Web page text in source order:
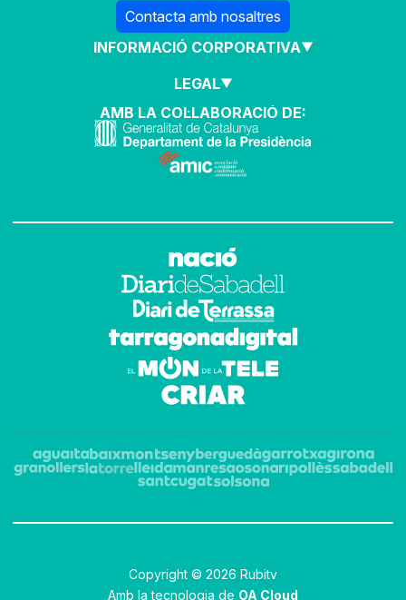
Contacta amb nosaltres
INFORMACIÓ CORPORATIVA
LEGAL
AMB LA COL·LABORACIÓ DE:
Copyright © 2026 Rubitv
Amb la tecnologia de OA Cloud